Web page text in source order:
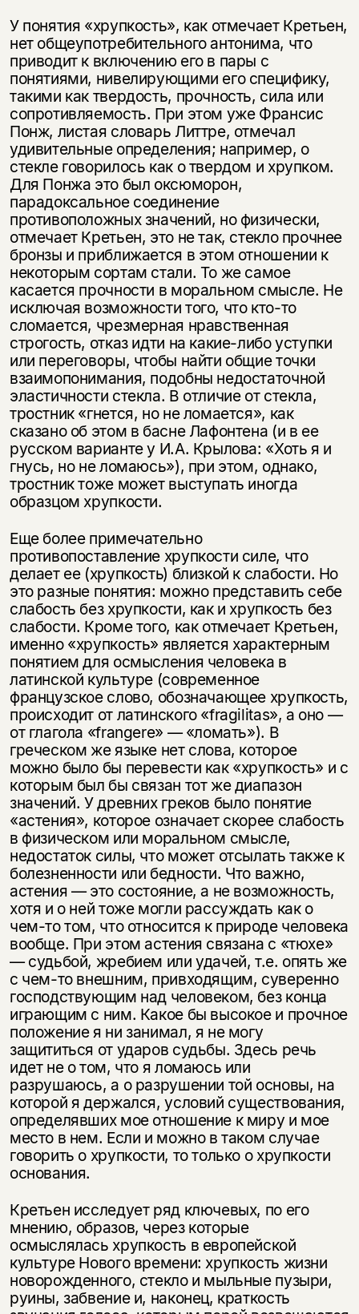
У понятия «хрупкость», как отмечает Кретьен,
нет общеупотребительного антонима, что
приводит к включению его в пары с
понятиями, нивелирующими его специфику,
такими как твердость, прочность, сила или
сопротивляемость. При этом уже Франсис
Понж, листая словарь Литтре, отмечал
удивительные определения; например, о
стекле говорилось как о твердом и хрупком.
Для Понжа это был оксюморон,
парадоксальное соединение
противоположных значений, но физически,
отмечает Кретьен, это не так, стекло прочнее
бронзы и приближается в этом отношении к
некоторым сортам стали. То же самое
касается прочности в моральном смысле. Не
исключая возможности того, что кто-то
сломается, чрезмерная нравственная
строгость, отказ идти на какие-либо уступки
или переговоры, чтобы найти общие точки
взаимопонимания, подобны недостаточной
эластичности стекла. В отличие от стекла,
тростник «гнется, но не ломается», как
сказано об этом в басне Лафонтена (и в ее
русском варианте у И.А. Крылова: «Хоть я и
гнусь, но не ломаюсь»), при этом, однако,
тростник тоже может выступать иногда
образцом хрупкости.
Еще более примечательно
противопоставление хрупкости силе, что
делает ее (хрупкость) близкой к слабости. Но
это разные понятия: можно представить себе
слабость без хрупкости, как и хрупкость без
слабости. Кроме того, как отмечает Кретьен,
именно «хрупкость» является характерным
понятием для осмысления человека в
латинской культуре (современное
французское слово, обозначающее хрупкость,
происходит от латинского «fragilitas», а оно —
от глагола «frangere» — «ломать»). В
греческом же языке нет слова, которое
можно было бы перевести как «хрупкость» и с
которым был бы связан тот же диапазон
значений. У древних греков было понятие
«астения», которое означает скорее слабость
в физическом или моральном смысле,
недостаток силы, что может отсылать также к
болезненности или бедности. Что важно,
астения — это состояние, а не возможность,
хотя и о ней тоже могли рассуждать как о
чем-то том, что относится к природе человека
вообще. При этом астения связана с «тюхе»
— судьбой, жребием или удачей, т.е. опять же
с чем-то внешним, привходящим, суверенно
господствующим над человеком, без конца
играющим с ним. Какое бы высокое и прочное
положение я ни занимал, я не могу
защититься от ударов судьбы. Здесь речь
идет не о том, что я ломаюсь или
разрушаюсь, а о разрушении той основы, на
которой я держался, условий существования,
определявших мое отношение к миру и мое
место в нем. Если и можно в таком случае
говорить о хрупкости, то только о хрупкости
основания.
Кретьен исследует ряд ключевых, по его
мнению, образов, через которые
осмыслялась хрупкость в европейской
культуре Нового времени: хрупкость жизни
новорожденного, стекло и мыльные пузыри,
руины, забвение и, наконец, краткость